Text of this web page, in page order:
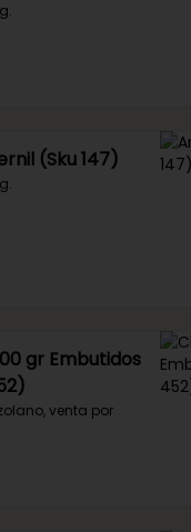
(Sku 147)
gr Embutidos
venta por